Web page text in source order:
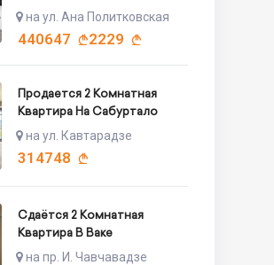
на ул. Ана Политковская
440647 2229
Продается 2 Комнатная
Квартира На Сабуртало
на ул. Кавтарадзе
314748
Сдаётся 2 Комнатная
Квартира В Ваке
на пр. И. Чавчавадзе